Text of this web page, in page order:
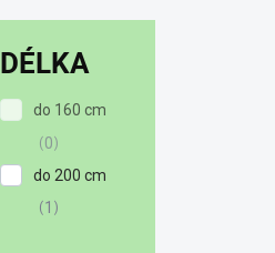
DÉLKA
do 160 cm
0
do 200 cm
1